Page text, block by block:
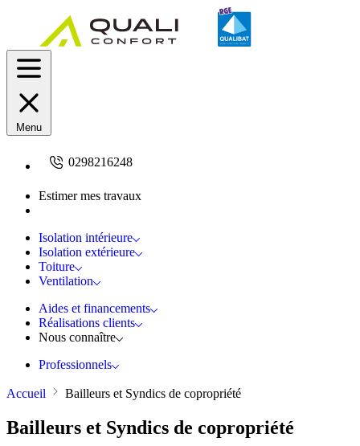
Menu
0298216248
Estimer mes travaux
Isolation intérieure
Isolation extérieure
Toiture
Ventilation
Aides et financements
Réalisations clients
Nous connaître
Professionnels
Accueil Bailleurs et Syndics de copropriété
Bailleurs et Syndics de copropriété